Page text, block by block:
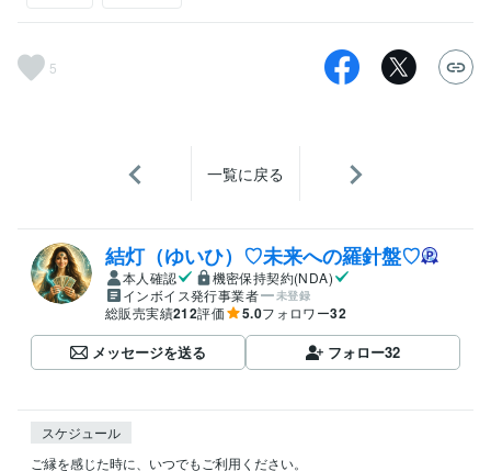
5
一覧に戻る
結灯（ゆいひ）♡未来への羅針盤♡
本人確認
機密保持契約(NDA)
インボイス発行事業者
未登録
総販売実績212評価 5.0フォロワー32
メッセージを送る フォロー32
スケジュール
ご縁を感じた時に、いつでもご利用ください。